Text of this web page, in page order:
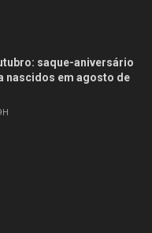
saque-aniversário
nascidos em agosto de